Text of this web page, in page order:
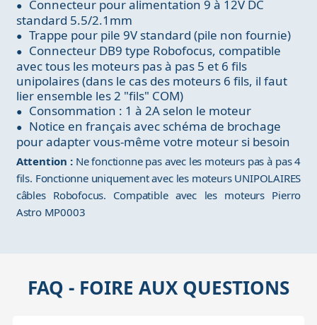
Connecteur pour alimentation 9 à 12V DC
standard 5.5/2.1mm
Trappe pour pile 9V standard (pile non fournie)
Connecteur DB9 type Robofocus, compatible
avec tous les moteurs pas à pas 5 et 6 fils
unipolaires (dans le cas des moteurs 6 fils, il faut
lier ensemble les 2 "fils" COM)
Consommation : 1 à 2A selon le moteur
Notice en français avec schéma de brochage
pour adapter vous-même votre moteur si besoin
Attention :Ne fonctionne pas avec les moteurs pas à pas 4
fils. Fonctionne uniquement avec les moteurs UNIPOLAIRES
câbles Robofocus. Compatible avec les moteurs Pierro
Astro MP0003
FAQ - FOIRE AUX QUESTIONS